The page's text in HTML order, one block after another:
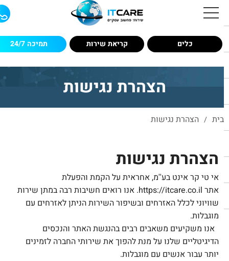
כלים קריאת שירות תמיכה 24/7
הצהרת נגישות
בית הצהרת נגישות
הצהרת נגישות
אי טי קר אינט בע''מ, אחראית על הקמת והפעלת
אתרhttps://itcare.co.il. אנו רואים חשיבות רבה במתן שירות
שוויוני לכלל האזרחים ובשיפור השירות הניתן לאזרחים עם
מוגבלות.
אנו משקיעים משאבים רבים בהנגשת האתר והנכסים
הדיגיטליים שלנו על מנת להפוך את שירותי החברה לזמינים
יותר עבור אנשים עם מוגבלות.